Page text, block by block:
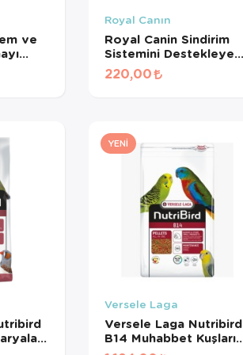
ve
Royal Canın
Royal Canin Sindirim
Sistemini Destekleyen
Tamamlayıcı Yetişkin
Köpek Ödül Maması
220,00
YENI
Versele Laga
Versele Laga Nutribird
B14 Muhabbet Kuşları
Ve Mini Paraketler İçin